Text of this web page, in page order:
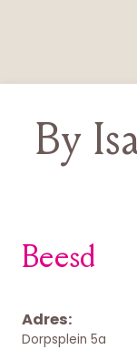
By
Beesd
Adres:
Dorpsplein 5a